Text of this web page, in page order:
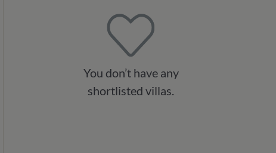
You don’t have any
shortlisted villas.